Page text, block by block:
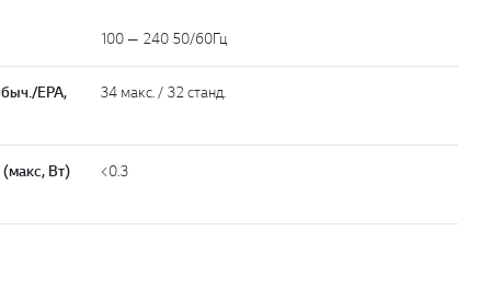
100 — 240 50/60Гц
EPA,
34 макс. / 32 станд.
Вт) <0.3